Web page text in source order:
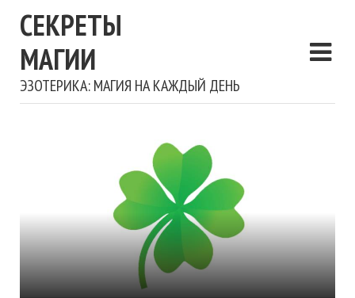
СЕКРЕТЫ
МАГИИ
ЭЗОТЕРИКА: МАГИЯ НА КАЖДЫЙ ДЕНЬ